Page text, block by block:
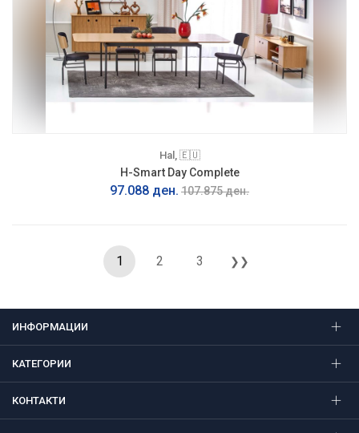
Hal, 🇪🇺
H-Smart Day Complete
97.088 ден. 107.875 ден.
1 2 3 ❯❯
ИНФОРМАЦИИ
КАТЕГОРИИ
КОНТАКТИ